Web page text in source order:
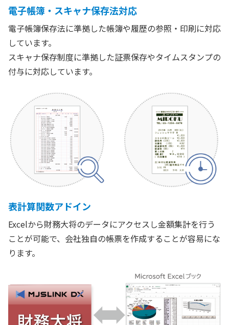
電子帳簿・スキャナ保存法対応
電子帳簿保存法に準拠した帳簿や履歴の参照・印刷に対応
しています。
スキャナ保存制度に準拠した証票保存やタイムスタンプの
付与に対応しています。
表計算関数アドイン
Excelから財務大将のデータにアクセスし金額集計を行う
ことが可能で、会社独自の帳票を作成することが容易にな
ります。